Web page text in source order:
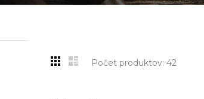
Počet produktov: 42